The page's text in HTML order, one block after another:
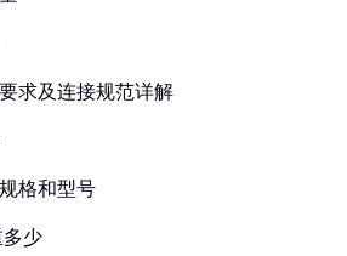
求及连接规范详解
格和型号
多少